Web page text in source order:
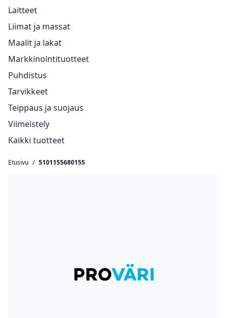
Laitteet
Liimat ja massat
Maalit ja lakat
Markkinointituotteet
Puhdistus
Tarvikkeet
Teippaus ja suojaus
Viimeistely
Kaikki tuotteet
Etusivu / 5101155680155